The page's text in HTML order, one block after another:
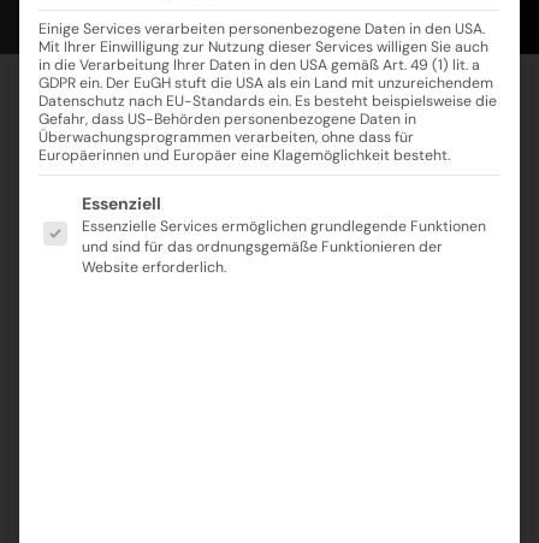
Einige Services verarbeiten personenbezogene Daten in den USA.
Mit Ihrer Einwilligung zur Nutzung dieser Services willigen Sie auch
in die Verarbeitung Ihrer Daten in den USA gemäß Art. 49 (1) lit. a
GDPR ein. Der EuGH stuft die USA als ein Land mit unzureichendem
Datenschutz nach EU-Standards ein. Es besteht beispielsweise die
Gefahr, dass US-Behörden personenbezogene Daten in
Überwachungsprogrammen verarbeiten, ohne dass für
Europäerinnen und Europäer eine Klagemöglichkeit besteht.
Es folgt eine Liste der Service-Gruppen, für die
Essenziell
Essenzielle Services ermöglichen grundlegende Funktionen
und sind für das ordnungsgemäße Funktionieren der
Website erforderlich.